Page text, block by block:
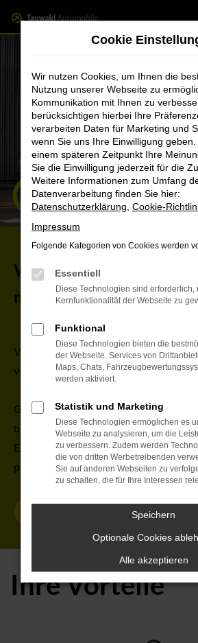
Zum
Hauptinhalt
Welchen Antrieb können
morgen noch leisten?
Vergleichen Sie in Sekunden die
von Benzin/Diesel und Strom –
Gerne können Sie sich auch von
beraten lassen. Wir besprechen Ihr
Ergebnisse des Energiekosten-
passende Verbrenner- oder
JETZT BERATEN LASSEN
Ihre Vorteile
Cookie
Wir nutzen Cookies, um Ihnen die
Nutzung unserer Webseite zu
Kommunikation mit Ihnen zu
berücksichtigen hierbei Ihre
verarbeiten Daten für Marketing und
wenn Sie uns Ihre Einwilligung
einem späteren Zeitpunkt Ihre
Sie die Einwilligung jederzeit für die
Weitere Informationen zum Umfang
Datenverarbeitung finden Sie hier:
Datenschutzerklärung Cookie-
Impressum
Folgende Kategorien von Cookies werden
Essentiell
Diese Technologien sind erforderlich,
Kernfunktionalität der Webseite zu
Funktional
Diese Technologien bieten die
der Webseite. Services von
Maps, Chats,
werden aktiviert.
Statistik und Marketing
Diese Technologien ermöglichen es
Webseite zu analysieren, um die
zu verbessern. Zudem werden
die von dritten Werbetreibenden
Sie auf anderen Webseiten zu
zu schalten, die für Ihre Interessen
Speichern
Optionale Cookies
Alle akzeptieren